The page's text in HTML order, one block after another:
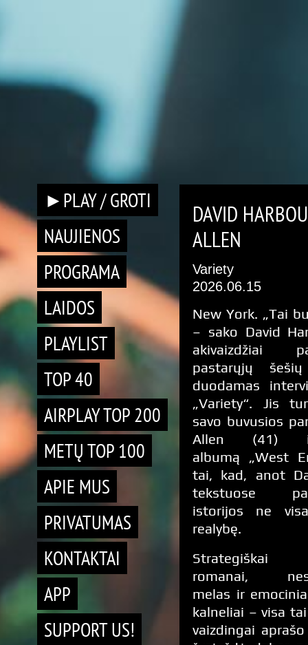
►PLAY / GROTI
NAUJIENOS
PROGRAMA
LAIDOS
PLAYLIST
TOP 40
AIRPLAY TOP 200
METŲ TOP 100
APIE MUS
PRIVATUMAS
KONTAKTAI
APP
SUPPORT US!
DAVID
ALLEN
Variety
2026.06.15
New York. „Tai
– sako David
akivaizdžiai
pastarųjų
duodamas
„Variety“. Jis
savo buvusios
Allen (41)
albumą „West
tai, kad, anot
tekstuose
istorijos ne
realybę.
Strategiškai
romanai,
melas ir
kalneliai – visa
vaizdingai